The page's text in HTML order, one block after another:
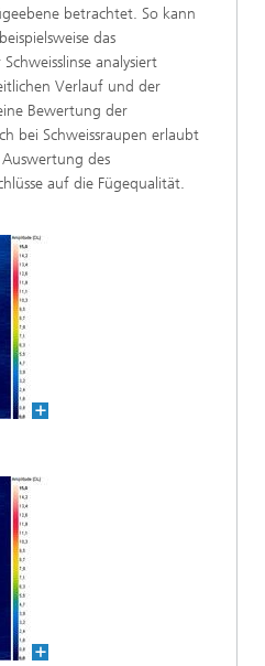
betrachtet. So kann
das
analysiert
Verlauf und der
Bewertung der
bei Schweissraupen erlaubt
des
auf die Fügequalität.